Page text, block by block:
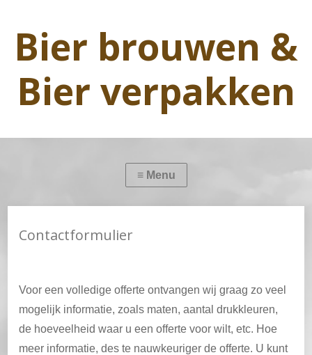
Bier brouwen &
Bier verpakken
Contactformulier
Voor een volledige offerte ontvangen wij graag zo veel
mogelijk informatie, zoals maten, aantal drukkleuren,
de hoeveelheid waar u een offerte voor wilt, etc. Hoe
meer informatie, des te nauwkeuriger de offerte. U kunt